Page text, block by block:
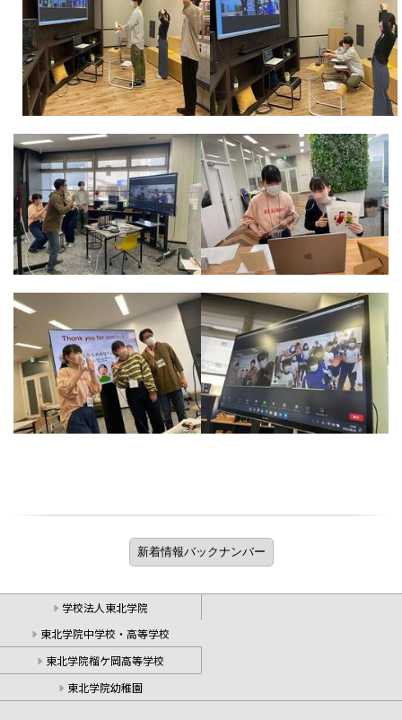
学校法人東北学院
東北学院中学校・高等学校
東北学院榴ケ岡高等学校
東北学院幼稚園